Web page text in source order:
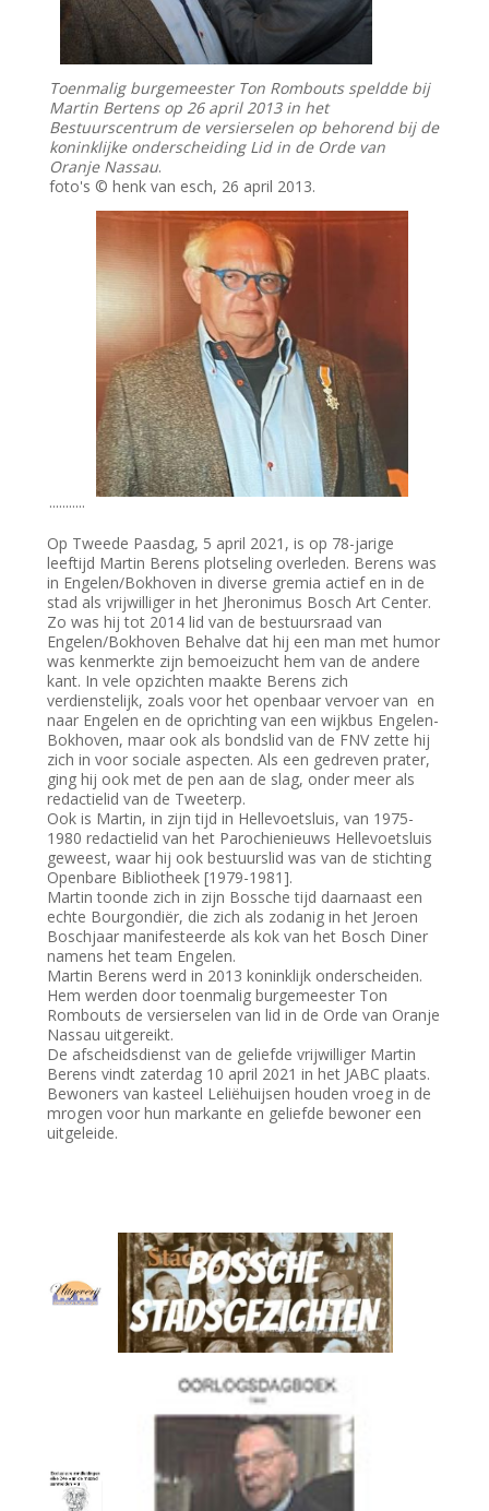
Toenmalig burgemeester Ton Rombouts speldde bij
Martin Bertens op 26 april 2013 in het
Bestuurscentrum de versierselen op behorend bij de
koninklijke onderscheiding Lid in de Orde van
Oranje Nassau.
foto's © henk van esch, 26 april 2013.
...........
Op Tweede Paasdag, 5 april 2021, is op 78-jarige
leeftijd Martin Berens plotseling overleden. Berens was
in Engelen/Bokhoven in diverse gremia actief en in de
stad als vrijwilliger in het Jheronimus Bosch Art Center.
Zo was hij tot 2014 lid van de bestuursraad van
Engelen/Bokhoven Behalve dat hij een man met humor
was kenmerkte zijn bemoeizucht hem van de andere
kant. In vele opzichten maakte Berens zich
verdienstelijk, zoals voor het openbaar vervoer van en
naar Engelen en de oprichting van een wijkbus Engelen-
Bokhoven, maar ook als bondslid van de FNV zette hij
zich in voor sociale aspecten. Als een gedreven prater,
ging hij ook met de pen aan de slag, onder meer als
redactielid van de Tweeterp.
Ook is Martin, in zijn tijd in Hellevoetsluis, van 1975-
1980 redactielid van het Parochienieuws Hellevoetsluis
geweest, waar hij ook bestuurslid was van de stichting
Openbare Bibliotheek [1979-1981].
Martin toonde zich in zijn Bossche tijd daarnaast een
echte Bourgondiër, die zich als zodanig in het Jeroen
Boschjaar manifesteerde als kok van het Bosch Diner
namens het team Engelen.
Martin Berens werd in 2013 koninklijk onderscheiden.
Hem werden door toenmalig burgemeester Ton
Rombouts de versierselen van lid in de Orde van Oranje
Nassau uitgereikt.
De afscheidsdienst van de geliefde vrijwilliger Martin
Berens vindt zaterdag 10 april 2021 in het JABC plaats.
Bewoners van kasteel Leliëhuijsen houden vroeg in de
mrogen voor hun markante en geliefde bewoner een
uitgeleide.